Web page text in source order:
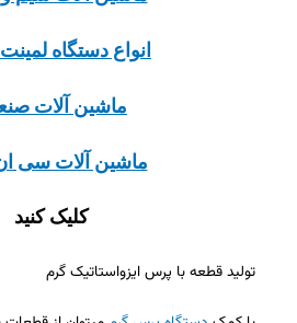
انواع دستگاه
ماشین آلات
ماشین آلات سی
کلیک کنید
تولید قطعه با پرس ایزواستاتیک گرم